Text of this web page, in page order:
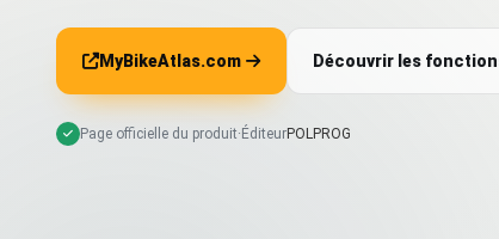
MyBikeAtlas.com Découvrir les
Page officielle du produit·ÉditeurPOLPROG